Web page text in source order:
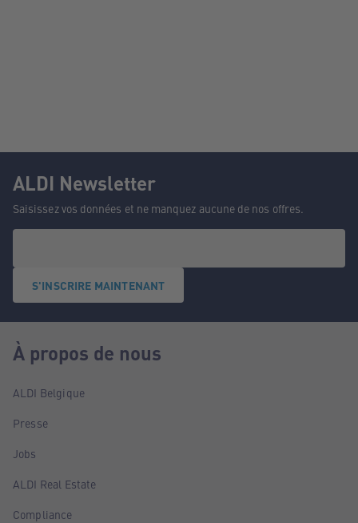
ALDI Newsletter
Saisissez vos données et ne manquez aucune de nos offres.
S'INSCRIRE MAINTENANT
À propos de nous
ALDI Belgique
Presse
Jobs
ALDI Real Estate
Compliance